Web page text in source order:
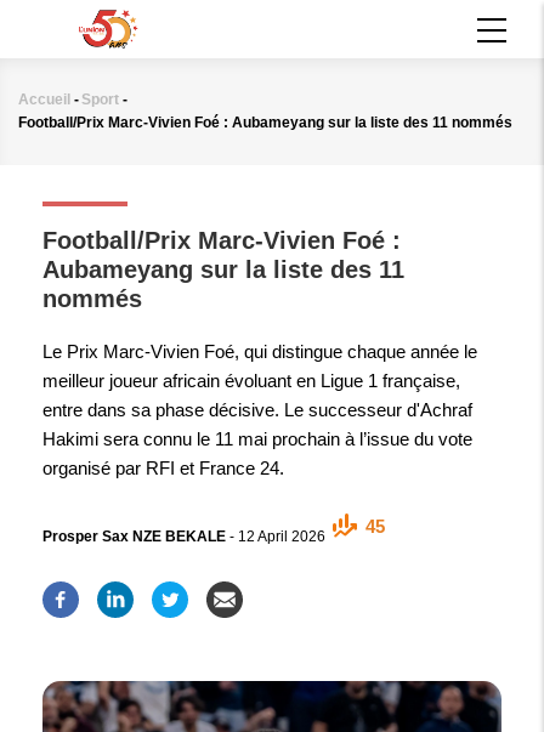
principal
Fil
Accueil - Sport -
Football/Prix Marc-Vivien Foé : Aubameyang sur la liste des 11 nommés
Football/Prix Marc-Vivien Foé :
Aubameyang sur la liste des 11
nommés
Le Prix Marc-Vivien Foé, qui distingue chaque année le
meilleur joueur africain évoluant en Ligue 1 française,
entre dans sa phase décisive. Le successeur d'Achraf
Hakimi sera connu le 11 mai prochain à l’issue du vote
organisé par RFI et France 24.
Prosper Sax NZE BEKALE - 12 April 2026
45